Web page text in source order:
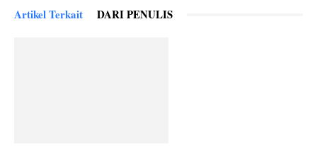
Artikel Terkait DARI PENULIS